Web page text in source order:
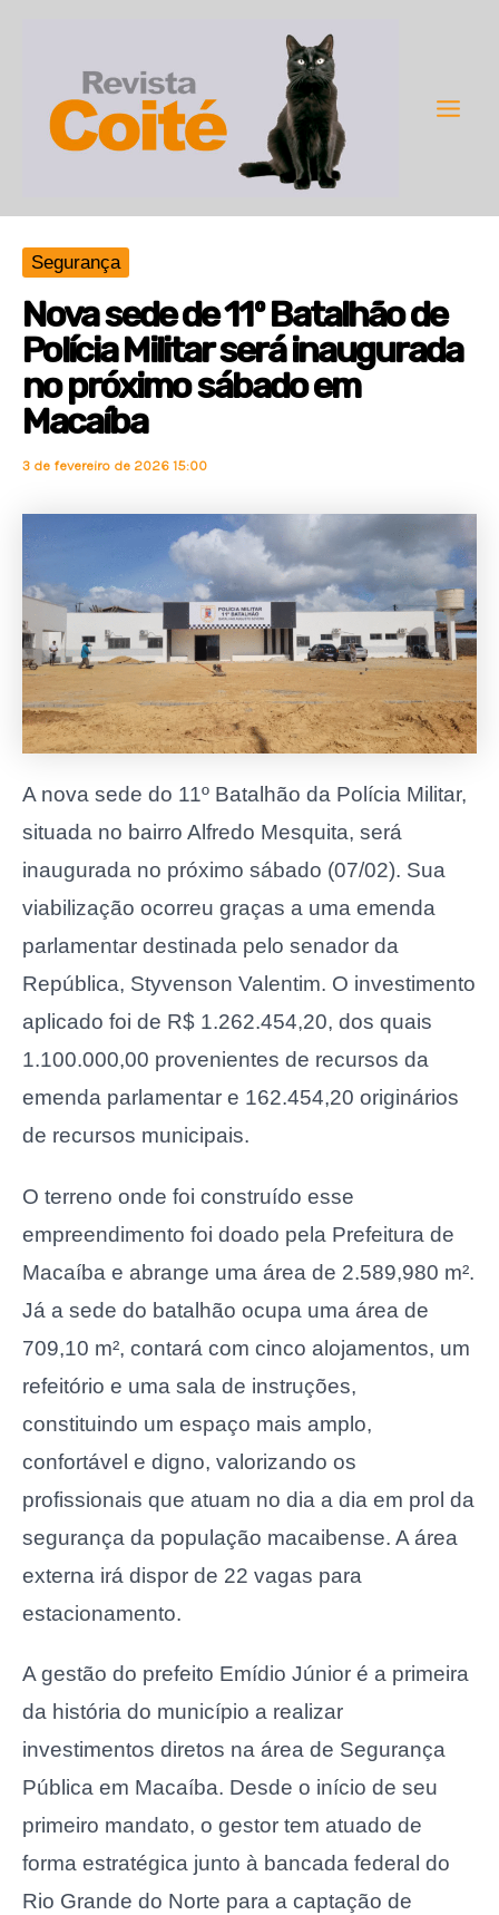
conteúdo
Segurança
Nova sede de 11º Batalhão de
Polícia Militar será inaugurada
no próximo sábado em
Macaíba
3 de fevereiro de 2026 15:00
A nova sede do 11º Batalhão da Polícia Militar,
situada no bairro Alfredo Mesquita, será
inaugurada no próximo sábado (07/02). Sua
viabilização ocorreu graças a uma emenda
parlamentar destinada pelo senador da
República, Styvenson Valentim. O investimento
aplicado foi de R$ 1.262.454,20, dos quais
1.100.000,00 provenientes de recursos da
emenda parlamentar e 162.454,20 originários
de recursos municipais.
O terreno onde foi construído esse
empreendimento foi doado pela Prefeitura de
Macaíba e abrange uma área de 2.589,980 m².
Já a sede do batalhão ocupa uma área de
709,10 m², contará com cinco alojamentos, um
refeitório e uma sala de instruções,
constituindo um espaço mais amplo,
confortável e digno, valorizando os
profissionais que atuam no dia a dia em prol da
segurança da população macaibense. A área
externa irá dispor de 22 vagas para
estacionamento.
A gestão do prefeito Emídio Júnior é a primeira
da história do município a realizar
investimentos diretos na área de Segurança
Pública em Macaíba. Desde o início de seu
primeiro mandato, o gestor tem atuado de
forma estratégica junto à bancada federal do
Rio Grande do Norte para a captação de